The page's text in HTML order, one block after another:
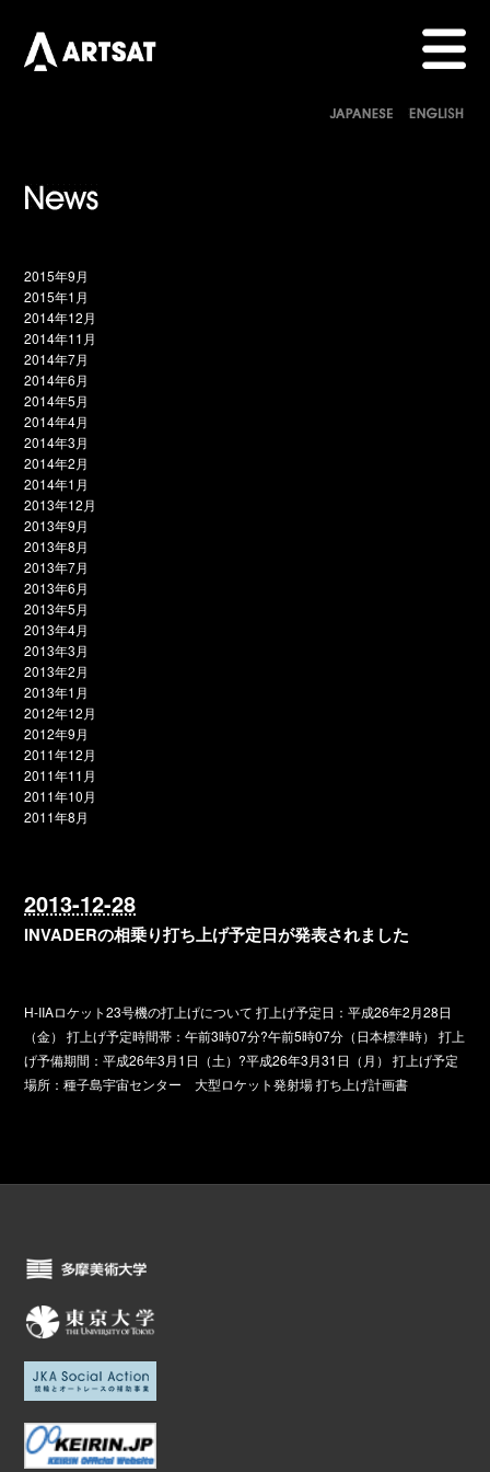
2015年9月
2015年1月
2014年12月
2014年11月
2014年7月
2014年6月
2014年5月
2014年4月
2014年3月
2014年2月
2014年1月
2013年12月
2013年9月
2013年8月
2013年7月
2013年6月
2013年5月
2013年4月
2013年3月
2013年2月
2013年1月
2012年12月
2012年9月
2011年12月
2011年11月
2011年10月
2011年8月
2013-12-28
INVADERの相乗り打ち上げ予定日が発表されました
H-IIAロケット23号機の打上げについて 打上げ予定日：平成26年2月28日
（金） 打上げ予定時間帯：午前3時07分?午前5時07分（日本標準時） 打上
げ予備期間：平成26年3月1日（土）?平成26年3月31日（月） 打上げ予定
場所：種子島宇宙センター 大型ロケット発射場打ち上げ計画書